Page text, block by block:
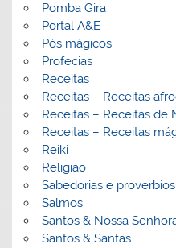
Pomba Gira
Portal A&E
Pós mágicos
Profecias
Receitas
Receitas – Receitas
Receitas – Receitas de
Receitas – Receitas
Reiki
Religião
Sabedorias e proverbios
Salmos
Santos & Nossa
Santos & Santas